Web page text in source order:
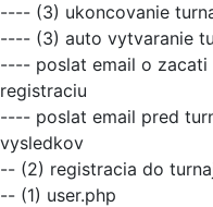
---- (3) ukoncovanie
---- (3) auto vytvaranie
---- poslat email o zacati
registraciu
---- poslat email pred
vysledkov
-- (2) registracia do
-- (1) user.php